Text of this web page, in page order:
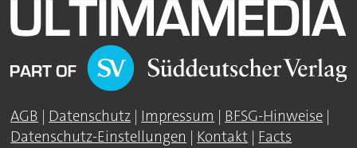
AGB | Datenschutz | Impressum | BFSG-Hinweise |
Datenschutz-Einstellungen | Kontakt | Facts